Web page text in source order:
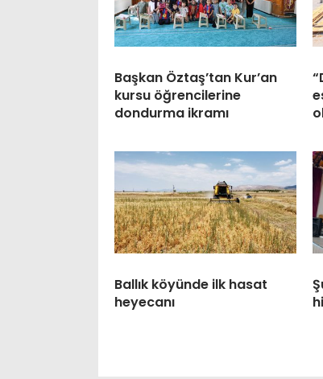
Başkan Öztaş’tan Kur’an
kursu öğrencilerine
dondurma ikramı
Ballık köyünde ilk hasat
heyecanı